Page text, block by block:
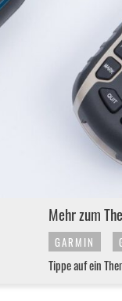
Mehr zum
GARMIN
Tippe auf ein